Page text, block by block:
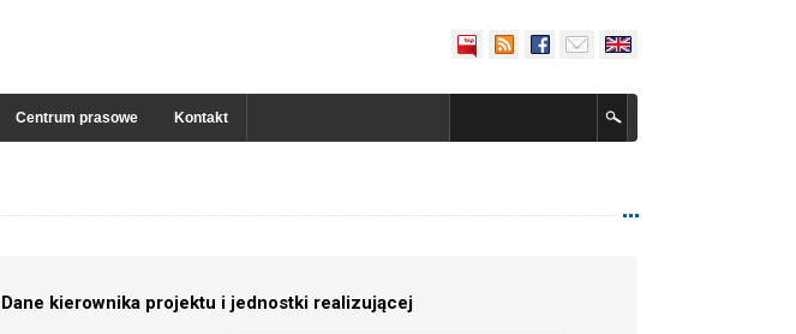
Centrum prasowe Kontakt
Dane kierownika projektu i jednostki realizującej